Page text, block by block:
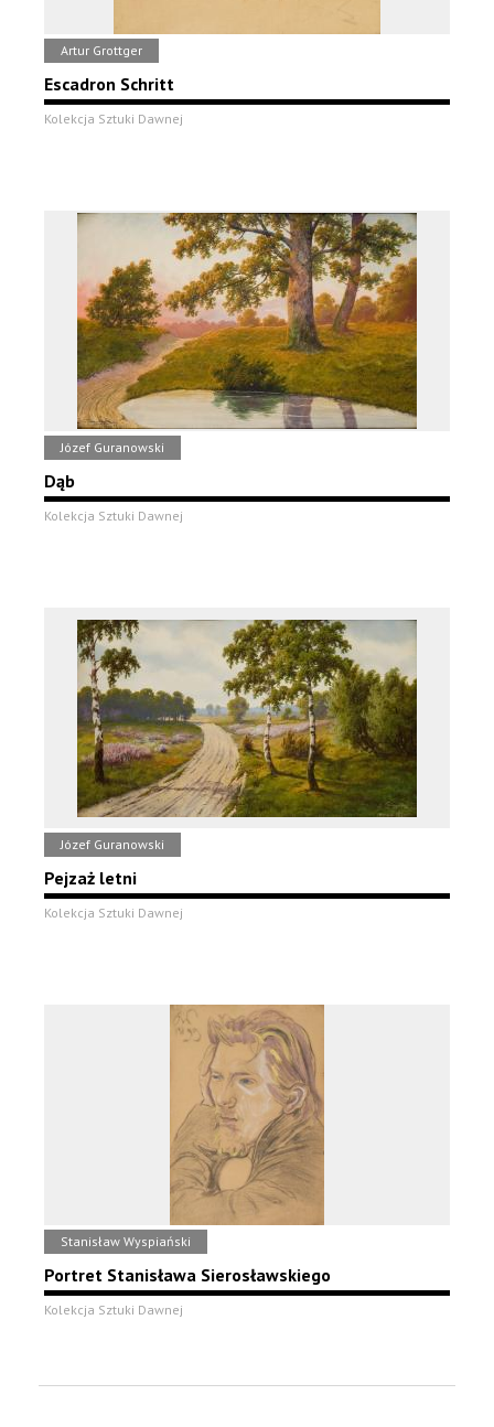
Artur Grottger
Escadron Schritt
Kolekcja Sztuki Dawnej
Józef Guranowski
Dąb
Kolekcja Sztuki Dawnej
Józef Guranowski
Pejzaż letni
Kolekcja Sztuki Dawnej
Stanisław Wyspiański
Portret Stanisława Sierosławskiego
Kolekcja Sztuki Dawnej